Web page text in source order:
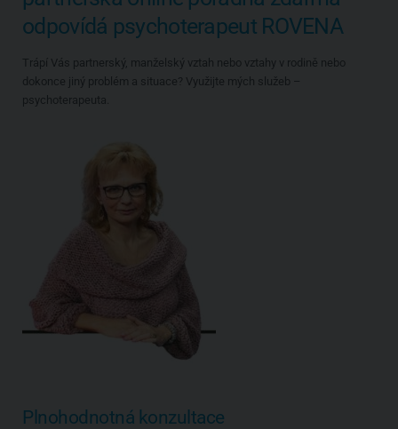
odpovídá psychoterapeut ROVENA
Trápí Vás partnerský, manželský vztah nebo vztahy v rodině nebo
dokonce jiný problém a situace? Využijte mých služeb –
psychoterapeuta.
Plnohodnotná konzultace